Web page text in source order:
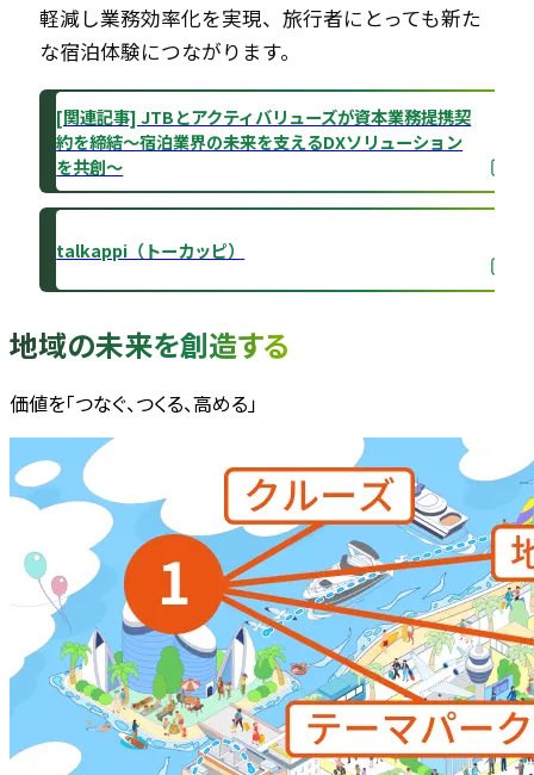
軽減し業務効率化を実現、旅行者にとっても新た
な宿泊体験につながります。
[関連記事] JTBとアクティバリューズが資本業務提携契
約を締結～宿泊業界の未来を支えるDXソリューション
を共創～
talkappi（トーカッピ）
地域の未来を創造する
価値を「つなぐ、つくる、高める」